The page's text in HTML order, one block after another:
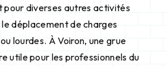
pour diverses autres activités
déplacement de charges
lourdes. À Voiron, une grue
utile pour les professionnels du